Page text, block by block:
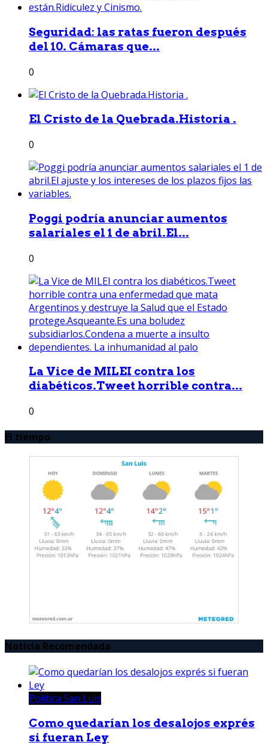
Seguridad: las ratas fueron después
del 10. Cámaras que...
0
El Cristo de la Quebrada.Historia .
0
Poggi podría anunciar aumentos
salariales el 1 de abril.El...
0
La Vice de MILEI contra los
diabéticos.Tweet horrible contra...
0
El tiempo
Noticia Recomendada
Política San Luis
Como quedarían los desalojos exprés
si fueran Ley